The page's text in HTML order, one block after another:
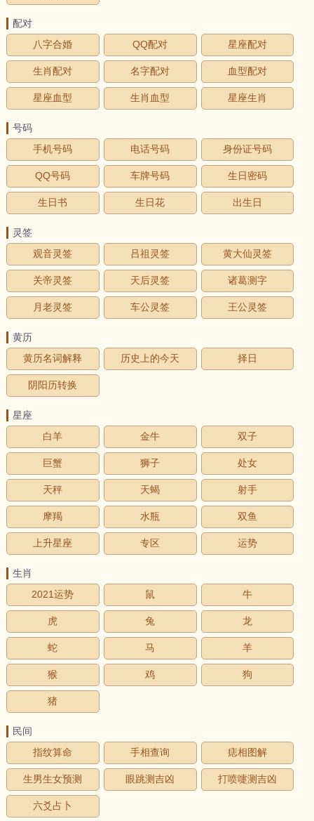
配对
八字合婚
QQ配对 星座配对
生肖配对 名字配对 血型配对
星座血型 生肖血型 星座生肖
号码
手机号码
电话号码 身份证号码
QQ号码 车牌号码 生日密码
生日书 生日花 出生日
灵签
观音灵签
吕祖灵签 黄大仙灵签
关帝灵签 天后灵签 诸葛测字
月老灵签 车公灵签 王公灵签
黄历
黄历名词解释
历史上的今天 择日
阴阳历转换
星座
白羊
金牛 双子
巨蟹 狮子 处女
天秤 天蝎 射手
摩羯 水瓶 双鱼
上升星座 专区 运势
生肖
2021运势
鼠 牛
虎 兔 龙
蛇 马 羊
猴 鸡 狗
猪
民间
指纹算命
手相查询 痣相图解
生男生女预测 眼跳测吉凶 打喷嚏测吉凶
六爻占卜